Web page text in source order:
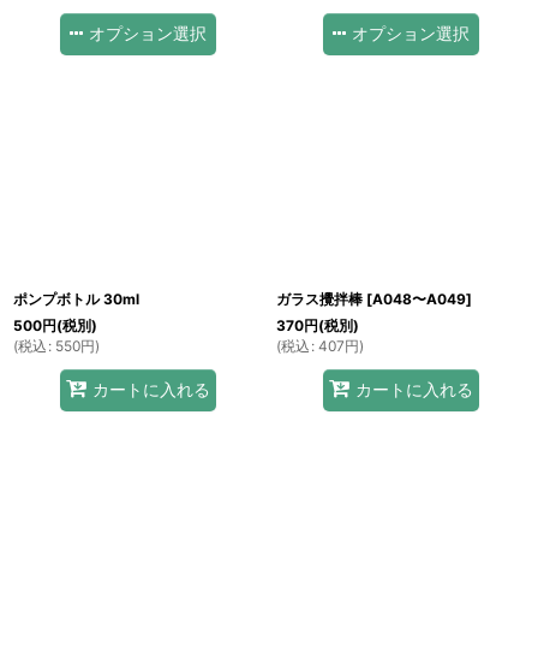
オプション選択 オプション選択
ポンプボトル 30ml
500円(税別)
(税込 : 550円)
カートに入れる
ガラス攪拌棒 [A048〜A049]
370円(税別)
(税込 : 407円)
カートに入れる